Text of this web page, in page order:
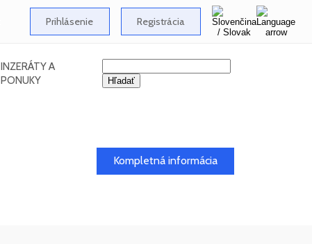
Prihlásenie Registrácia
INZERÁTY A
PONUKY
Kompletná informácia